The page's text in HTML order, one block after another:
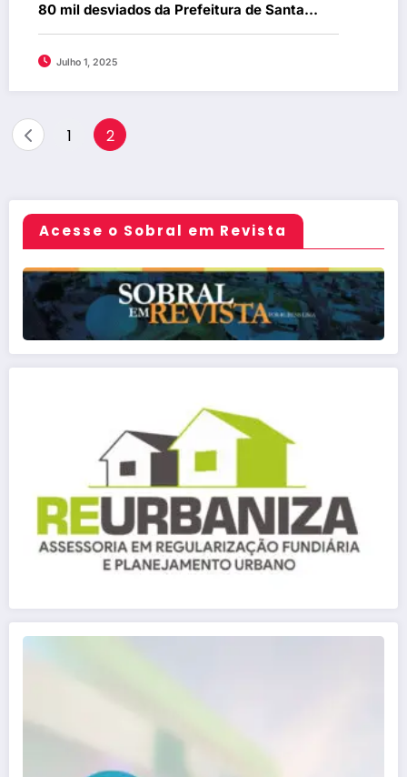
80 mil desviados da Prefeitura de Santa
Quitéria durante gestão de Lígia Protásio
Julho 1, 2025
Paginação
1 2
Acesse o Sobral em Revista